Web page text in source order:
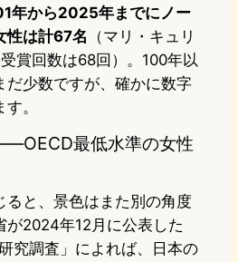
年から2025年までにノー
性は計67名 （マリ・キュリ
賞回数は68回）。100年以
だ少数ですが、確かに数字
。
最低水準の女性
ると、景色はまた別の角度
が2024年12月に公表した
究調査」によれば、日本の